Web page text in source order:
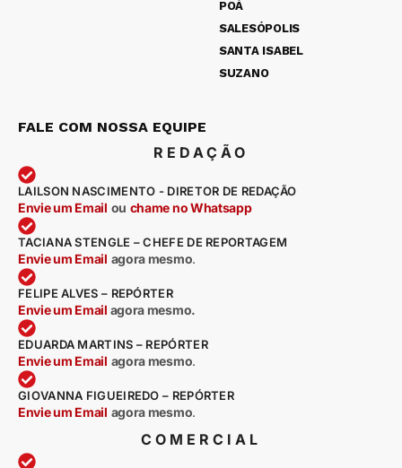
POÁ
SALESÓPOLIS
SANTA ISABEL
SUZANO
FALE COM NOSSA EQUIPE
REDAÇÃO
LAILSON NASCIMENTO - DIRETOR DE REDAÇÃO
Envie um Email ou chame no Whatsapp
TACIANA STENGLE – CHEFE DE REPORTAGEM
Envie um Email agora mesmo.
FELIPE ALVES – REPÓRTER
Envie um Email agora mesmo.
EDUARDA MARTINS – REPÓRTER
Envie um Email agora mesmo.
GIOVANNA FIGUEIREDO – REPÓRTER
Envie um Email agora mesmo.
COMERCIAL